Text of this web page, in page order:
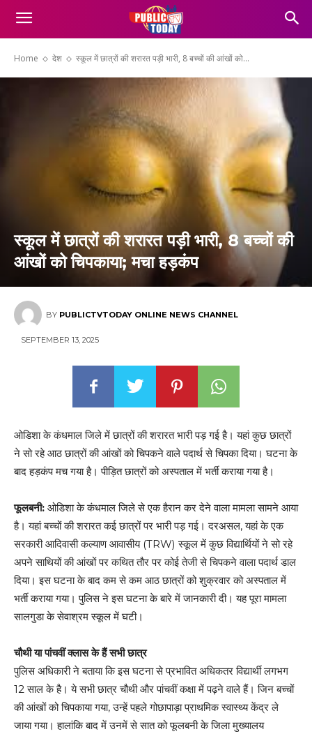
Home देश स्कूल में छात्रों की शरारत पड़ी भारी, 8 बच्चों की आंखों को...
स्कूल में छात्रों की शरारत पड़ी भारी, 8 बच्चों की
आंखों को चिपकाया; मचा हड़कंप
BY PUBLICTVTODAY ONLINE NEWS CHANNEL
SEPTEMBER 13, 2025
ओडिशा के कंधमाल जिले में छात्रों की शरारत भारी पड़ गई है। यहां कुछ छात्रों
ने सो रहे आठ छात्रों की आंखों को चिपकने वाले पदार्थ से चिपका दिया। घटना के
बाद हड़कंप मच गया है। पीड़ित छात्रों को अस्पताल में भर्ती कराया गया है।
फूलबनी: ओडिशा के कंधमाल जिले से एक हैरान कर देने वाला मामला सामने आया
है। यहां बच्चों की शरारत कई छात्रों पर भारी पड़ गई। दरअसल, यहां के एक
सरकारी आदिवासी कल्याण आवासीय (TRW) स्कूल में कुछ विद्यार्थियों ने सो रहे
अपने साथियों की आंखों पर कथित तौर पर कोई तेजी से चिपकने वाला पदार्थ डाल
दिया। इस घटना के बाद कम से कम आठ छात्रों को शुक्रवार को अस्पताल में
भर्ती कराया गया। पुलिस ने इस घटना के बारे में जानकारी दी। यह पूरा मामला
सालगुडा के सेवाश्रम स्कूल में घटी।
चौथी या पांचवीं क्लास के हैं सभी छात्र
पुलिस अधिकारी ने बताया कि इस घटना से प्रभावित अधिकतर विद्यार्थी लगभग
12 साल के है। ये सभी छात्र चौथी और पांचवीं कक्षा में पढ़ने वाले हैं। जिन बच्चों
की आंखों को चिपकाया गया, उन्हें पहले गोछापाड़ा प्राथमिक स्वास्थ्य केंद्र ले
जाया गया। हालांकि बाद में उनमें से सात को फूलबनी के जिला मुख्यालय